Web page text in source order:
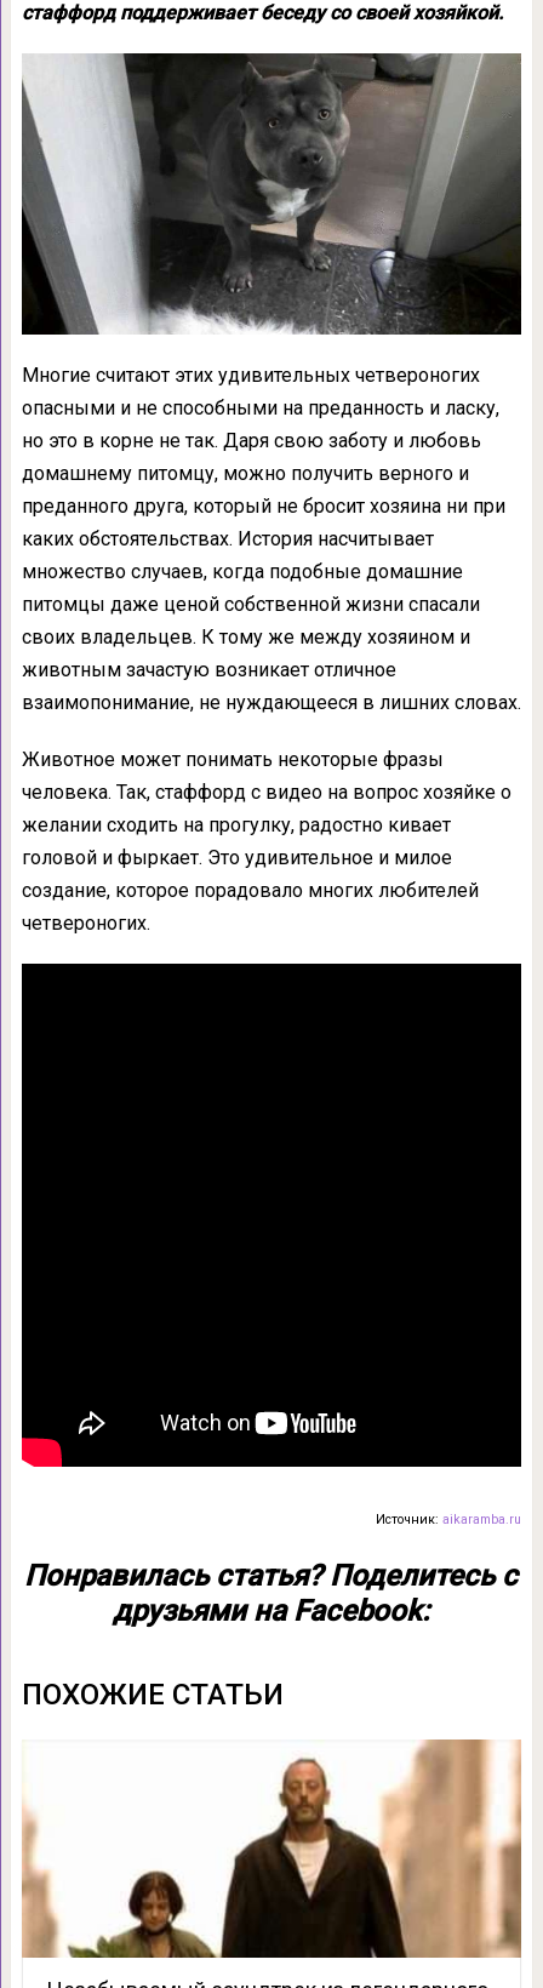
стаффорд поддерживает беседу со своей хозяйкой.
Многие считают этих удивительных четвероногих
опасными и не способными на преданность и ласку,
но это в корне не так. Даря свою заботу и любовь
домашнему питомцу, можно получить верного и
преданного друга, который не бросит хозяина ни при
каких обстоятельствах. История насчитывает
множество случаев, когда подобные домашние
питомцы даже ценой собственной жизни спасали
своих владельцев. К тому же между хозяином и
животным зачастую возникает отличное
взаимопонимание, не нуждающееся в лишних словах.
Животное может понимать некоторые фразы
человека. Так, стаффорд с видео на вопрос хозяйке о
желании сходить на прогулку, радостно кивает
головой и фыркает. Это удивительное и милое
создание, которое порадовало многих любителей
четвероногих.
Источник:aikaramba.ru
Понравилась статья? Поделитесь с
друзьями на Facebook:
ПОХОЖИЕ СТАТЬИ